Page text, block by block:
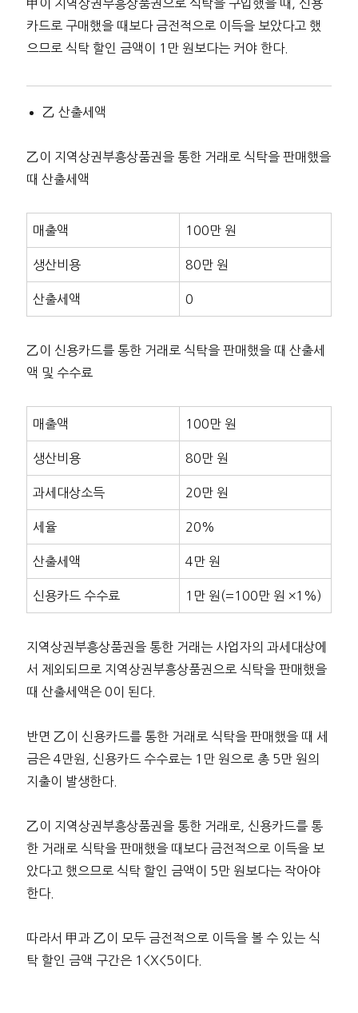
甲이 지역상권부흥상품권으로 식탁을 구입했을 때, 신용
카드로 구매했을 때보다 금전적으로 이득을 보았다고 했
으므로 식탁 할인 금액이 1만 원보다는 커야 한다.
乙 산출세액
乙이 지역상권부흥상품권을 통한 거래로 식탁을 판매했을
때 산출세액
매출액 100만 원
생산비용 80만 원
산출세액 0
乙이 신용카드를 통한 거래로 식탁을 판매했을 때 산출세
액 및 수수료
매출액 100만 원
생산비용 80만 원
과세대상소득 20만 원
세율 20%
산출세액 4만 원
신용카드 수수료 1만 원(=100만 원 ×1%)
지역상권부흥상품권을 통한 거래는 사업자의 과세대상에
서 제외되므로 지역상권부흥상품권으로 식탁을 판매했을
때 산출세액은 0이 된다.
반면 乙이 신용카드를 통한 거래로 식탁을 판매했을 때 세
금은 4만원, 신용카드 수수료는 1만 원으로 총 5만 원의
지출이 발생한다.
乙이 지역상권부흥상품권을 통한 거래로, 신용카드를 통
한 거래로 식탁을 판매했을 때보다 금전적으로 이득을 보
았다고 했으므로 식탁 할인 금액이 5만 원보다는 작아야
한다.
따라서 甲과 乙이 모두 금전적으로 이득을 볼 수 있는 식
탁 할인 금액 구간은 1<X<5이다.